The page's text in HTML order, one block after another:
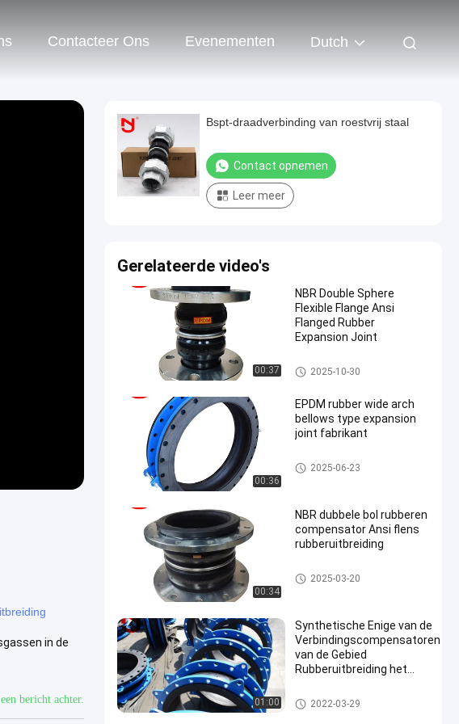
Contacteer Ons Evenementen Dutch
in de
bericht achter.
Bspt-draadverbinding van roestvrij staal
Contact opnemen
Leer meer
Gerelateerde video's
00:37
NBR Double Sphere
Flexible Flange Ansi
Flanged Rubber
Expansion Joint
De dubbele Verbinding van de
Gebied Rubberuitbreiding
2025-10-30
00:36
EPDM rubber wide arch
bellows type expansion
joint fabrikant
epdm rubberuitbreidingsverbin
ding
2025-06-23
00:34
NBR dubbele bol rubberen
compensator Ansi flens
rubberuitbreiding
De dubbele Verbinding van de
Gebied Rubberuitbreiding
2025-03-20
01:00
Synthetische Enige van de
Verbindingscompensatoren
van de Gebied
Rubberuitbreiding het
De enige verbinding van de gebie
d rubberuitbreiding
2022-03-29